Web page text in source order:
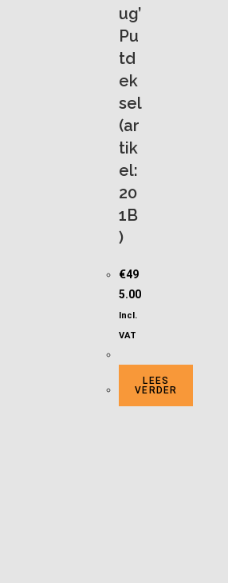
ug’
Pu
td
ek
sel
(ar
tik
el:
20
1B
)
€49
5.00
Incl.
VAT
LEES
VERDER